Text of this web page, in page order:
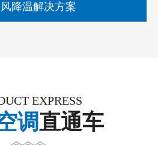
降温解决方案
EXPRESS
调直通车